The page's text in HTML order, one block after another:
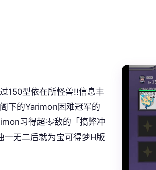
150型依在所怪兽!!信息丰
下的Yarimon困难冠军的
习得超零敌的「搞弊冲
无二后就为宝可得梦H版